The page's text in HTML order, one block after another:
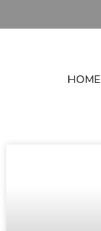
HOME